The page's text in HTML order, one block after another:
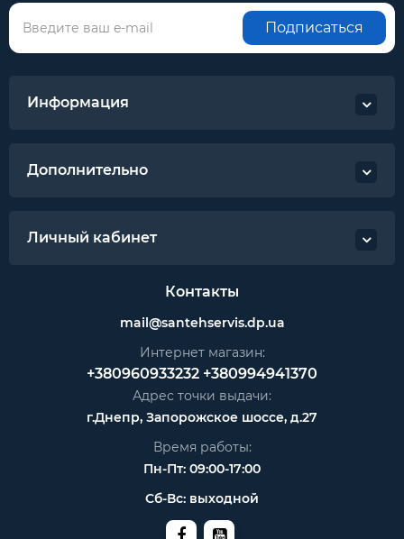
Подписаться
Информация
Дополнительно
Личный кабинет
Контакты
mail@santehservis.dp.ua
Интернет магазин:
+380960933232 +380994941370
Адрес точки выдачи:
г.Днепр, Запорожское шоссе, д.27
Время работы:
Пн-Пт: 09:00-17:00
Сб-Вс: выходной